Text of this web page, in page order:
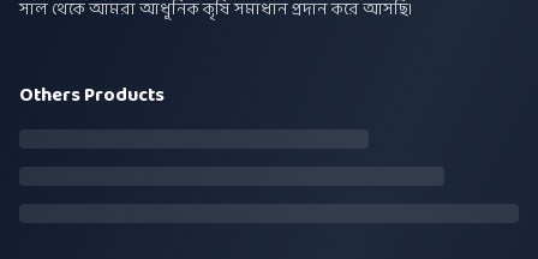
সাল থেকে আমরা আধুনিক কৃষি সমাধান প্রদান করে আসছি।
Others Products